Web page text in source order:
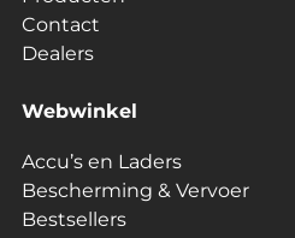
Contact
Dealers
Webwinkel
Accu’s en Laders
Bescherming & Vervoer
Bestsellers